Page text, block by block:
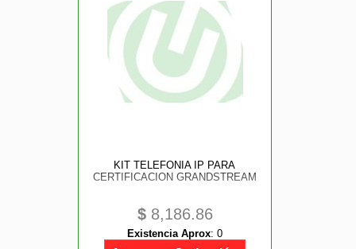
KIT TELEFONIA IP PARA
CERTIFICACION GRANDSTREAM
$8,186.86
Existencia Aprox: 0